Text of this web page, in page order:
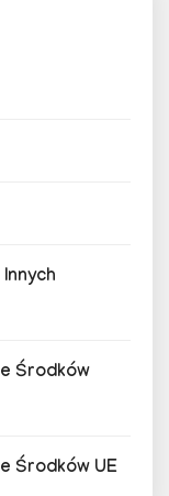
Środków
Środków UE